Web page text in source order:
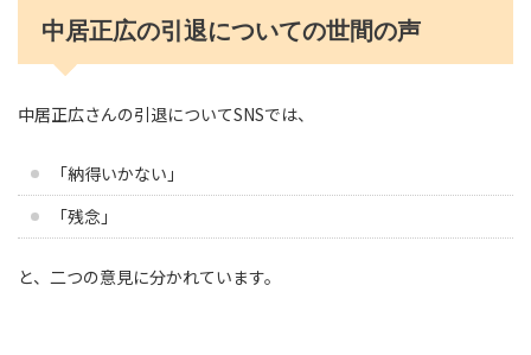
中居正広の引退についての世間の声
中居正広さんの引退についてSNSでは、
「納得いかない」
「残念」
と、二つの意見に分かれています。